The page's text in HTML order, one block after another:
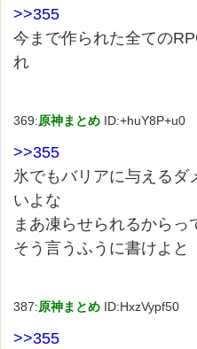
>>355
今まで作られた全ての
れ
369:原神まとめ ID:+huY8P+u0
>>355
氷でもバリアに与えるダ
いよな
まあ凍らせられるから
そう言うふうに書けよと
387:原神まとめ ID:HxzVypf50
>>355